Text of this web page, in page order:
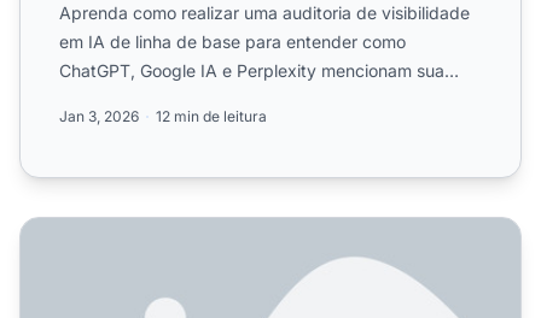
Aprenda como realizar uma auditoria de visibilidade
em IA de linha de base para entender como
ChatGPT, Google IA e Perplexity mencionam sua
Jan 3, 2026 12 min de leitura
Como Identificar Oportunidades de Conteúdo em IA para